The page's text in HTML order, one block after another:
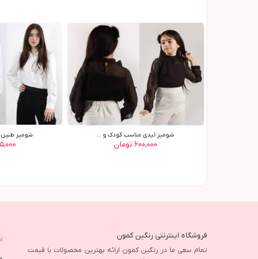
شوميز ليدي مناسب کودک و ...
۶۰۰,۰۰۰ تومان
شوميز
۹۷۵,۰۰۰
فروشگاه اینترنتی رنگین کمون
تمام سعی ما در رنگین کمون ارائه بهترین محصولات با قیمت